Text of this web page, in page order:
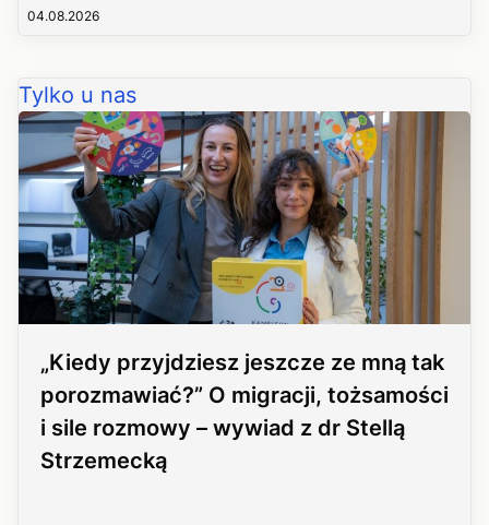
04.08.2026
Tylko u nas
„Kiedy przyjdziesz jeszcze ze mną tak
porozmawiać?” O migracji, tożsamości
i sile rozmowy – wywiad z dr Stellą
Strzemecką